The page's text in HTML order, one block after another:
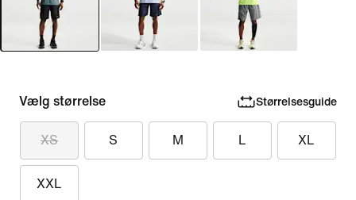
Vælg størrelse Størrelsesguide
XS S M L XL
XXL